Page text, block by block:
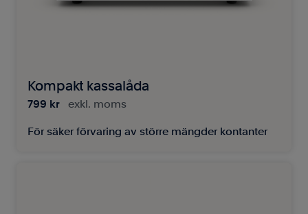
Kompakt kassalåda
799 kr exkl. moms
För säker förvaring av större mängder kontanter